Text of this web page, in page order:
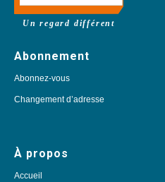
Un regard différent
Abonnement
Abonnez-vous
Changement d’adresse
À propos
Accueil